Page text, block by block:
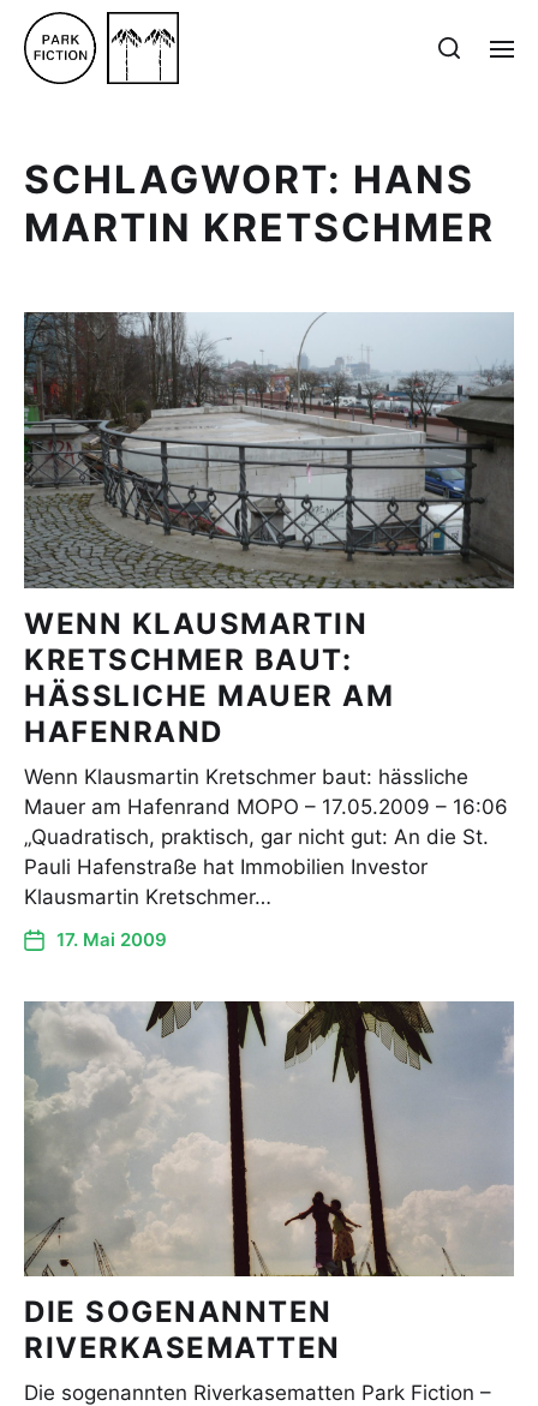
SCHLAGWORT: HANS
MARTIN KRETSCHMER
WENN KLAUSMARTIN
KRETSCHMER BAUT:
HÄSSLICHE MAUER AM
HAFENRAND
Wenn Klausmartin Kretschmer baut: hässliche
Mauer am Hafenrand MOPO – 17.05.2009 – 16:06
„Quadratisch, praktisch, gar nicht gut: An die St.
Pauli Hafenstraße hat Immobilien Investor
Klausmartin Kretschmer…
17. Mai 2009
DIE SOGENANNTEN
RIVERKASEMATTEN
Die sogenannten Riverkasematten Park Fiction –